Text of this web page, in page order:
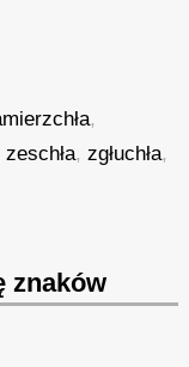
,
zeschła,zgłuchła,
znaków